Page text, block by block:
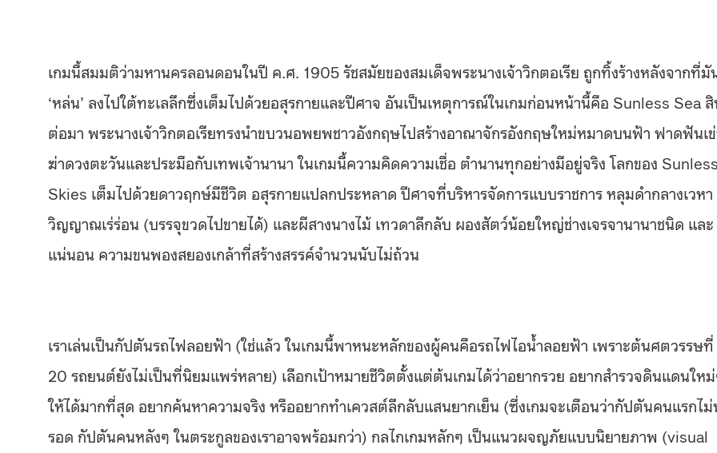
เกมนี้สมมติว่ามหานครลอนดอนในปี ค.ศ. 1905 รัชสมัยของสมเด็จพระนางเจ้าวิกตอเรีย ถูกทิ้งร้างหลังจากที่มั
‘หล่น’ ลงไปใต้ทะเลลึกซึ่งเต็มไปด้วยอสุรกายและปีศาจ อันเป็นเหตุการณ์ในเกมก่อนหน้านี้คือ Sunless Sea
ต่อมา พระนางเจ้าวิกตอเรียทรงนำขบวนอพยพชาวอังกฤษไปสร้างอาณาจักรอังกฤษใหม่หมาดบนฟ้า ฟาดฟันเ
ฆ่าดวงตะวันและประมือกับเทพเจ้านานา ในเกมนี้ความคิดความเชื่อ ตำนานทุกอย่างมีอยู่จริง โลกของ
Skies เต็มไปด้วยดาวฤกษ์มีชีวิต อสุรกายแปลกประหลาด ปีศาจที่บริหารจัดการแบบราชการ หลุมดำกลางเวหา
วิญญาณเร่ร่อน (บรรจุขวดไปขายได้) และผีสางนางไม้ เทวดาลึกลับ ผองสัตว์น้อยใหญ่ช่างเจรจานานาชนิด และ
แน่นอน ความขนพองสยองเกล้าที่สร้างสรรค์จำนวนนับไม่ถ้วน
เราเล่นเป็นกัปตันรถไฟลอยฟ้า (ใช่แล้ว ในเกมนี้พาหนะหลักของผู้คนคือรถไฟไอน้ำลอยฟ้า เพราะต้นศตวรรษที่
20 รถยนต์ยังไม่เป็นที่นิยมแพร่หลาย) เลือกเป้าหมายชีวิตตั้งแต่ต้นเกมได้ว่าอยากรวย อยากสำรวจดินแดนให
ให้ได้มากที่สุด อยากค้นหาความจริง หรืออยากทำเควสต์ลึกลับแสนยากเย็น (ซึ่งเกมจะเตือนว่ากัปตันคนแรกไม่
รอด กัปตันคนหลังๆ ในตระกูลของเราอาจพร้อมกว่า) กลไกเกมหลักๆ เป็นแนวผจญภัยแบบนิยายภาพ (visual